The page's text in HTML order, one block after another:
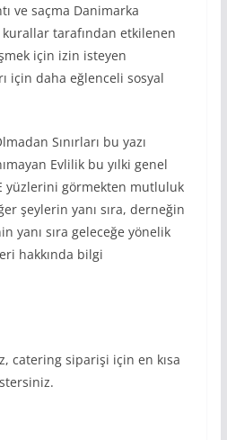
ve saçma Danimarka
tarafından etkilenen
için izin isteyen
için daha eğlenceli sosyal
Sınırları bu yazı
Evlilik bu yılki genel
yüzlerini görmekten mutluluk
şeylerin yanı sıra, derneğin
yanı sıra geleceğe yönelik
hakkında bilgi
catering siparişi için en kısa